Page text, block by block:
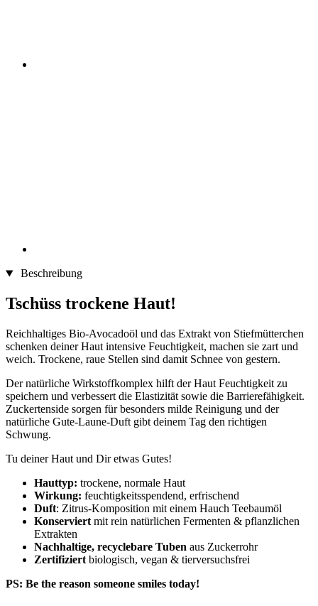
Beschreibung
Tschüss trockene Haut!
Reichhaltiges Bio-Avocadoöl und das Extrakt von Stiefmütterchen
schenken deiner Haut intensive Feuchtigkeit, machen sie zart und
weich. Trockene, raue Stellen sind damit Schnee von gestern.
Der natürliche Wirkstoffkomplex hilft der Haut Feuchtigkeit zu
speichern und verbessert die Elastizität sowie die Barrierefähigkeit.
Zuckertenside sorgen für besonders milde Reinigung und der
natürliche Gute-Laune-Duft gibt deinem Tag den richtigen
Schwung.
Tu deiner Haut und Dir etwas Gutes!
Hauttyp: trockene, normale Haut
Wirkung: feuchtigkeitsspendend, erfrischend
Duft: Zitrus-Komposition mit einem Hauch Teebaumöl
Konserviert mit rein natürlichen Fermenten & pflanzlichen
Extrakten
Nachhaltige, recyclebare Tuben aus Zuckerrohr
Zertifiziert biologisch, vegan & tierversuchsfrei
PS: Be the reason someone smiles today!